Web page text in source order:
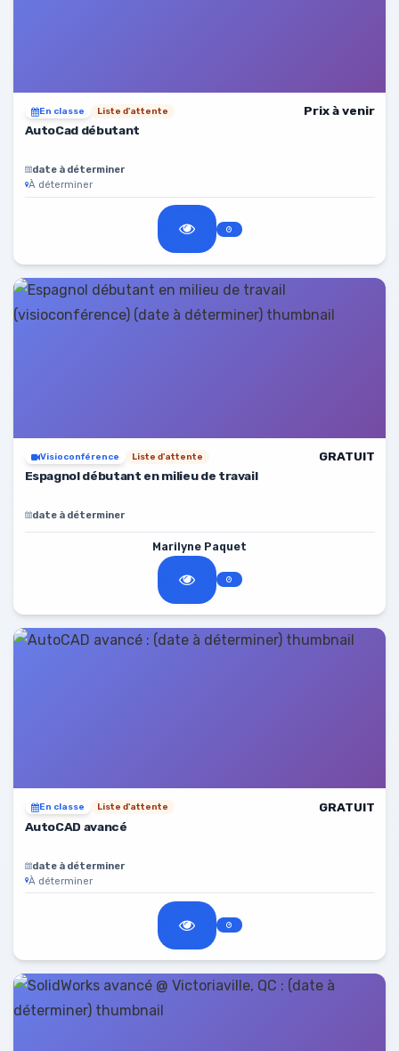
En classe Liste d'attente
Prix à venir
AutoCad débutant
date à déterminer
À déterminer
Visioconférence Liste d'attente
GRATUIT
Espagnol débutant en milieu de travail
date à déterminer
Marilyne Paquet
En classe Liste d'attente
GRATUIT
AutoCAD avancé
date à déterminer
À déterminer